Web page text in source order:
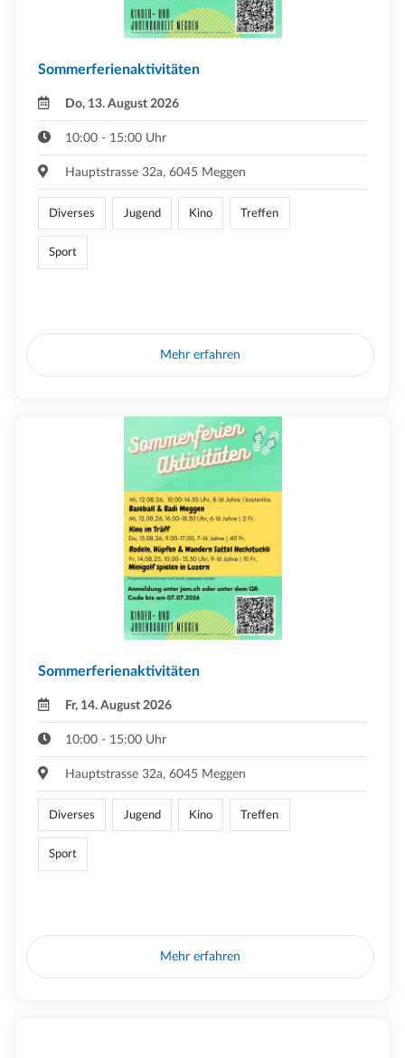
Sommerferienaktivitäten
Do, 13. August 2026
10:00 - 15:00 Uhr
Hauptstrasse 32a, 6045 Meggen
Diverses Jugend Kino Treffen
Sport
Mehr erfahren
Sommerferienaktivitäten
Fr, 14. August 2026
10:00 - 15:00 Uhr
Hauptstrasse 32a, 6045 Meggen
Diverses Jugend Kino Treffen
Sport
Mehr erfahren